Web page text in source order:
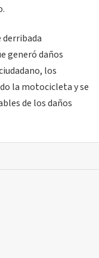
generó daños
los
la motocicleta y se
de los daños